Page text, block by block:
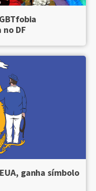
DF
ganha símbolo